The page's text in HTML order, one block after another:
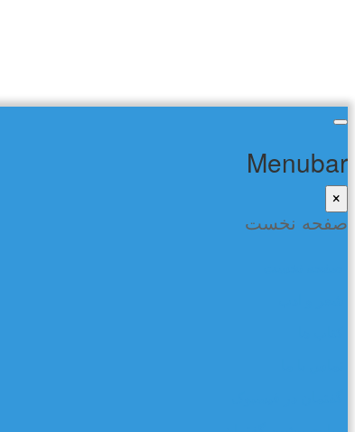
Menubar
×
صفحه نخست